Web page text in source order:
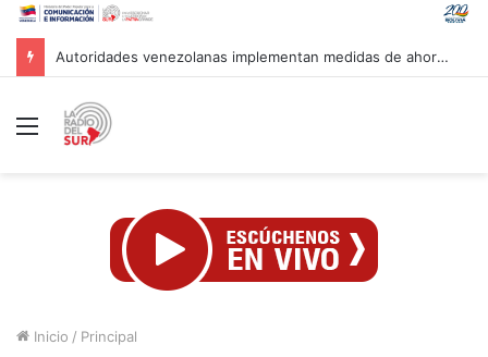
Marca País y Hotel Cayena se unen en favor de lo hecho en Venezuela
Menú
Inicio / Principal